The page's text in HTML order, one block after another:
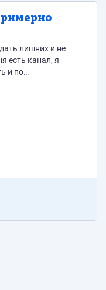
лишних и не
есть канал, я
и по
регистрировать и
одного
чужое имя, это